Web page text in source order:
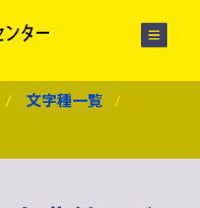
文字種一覧